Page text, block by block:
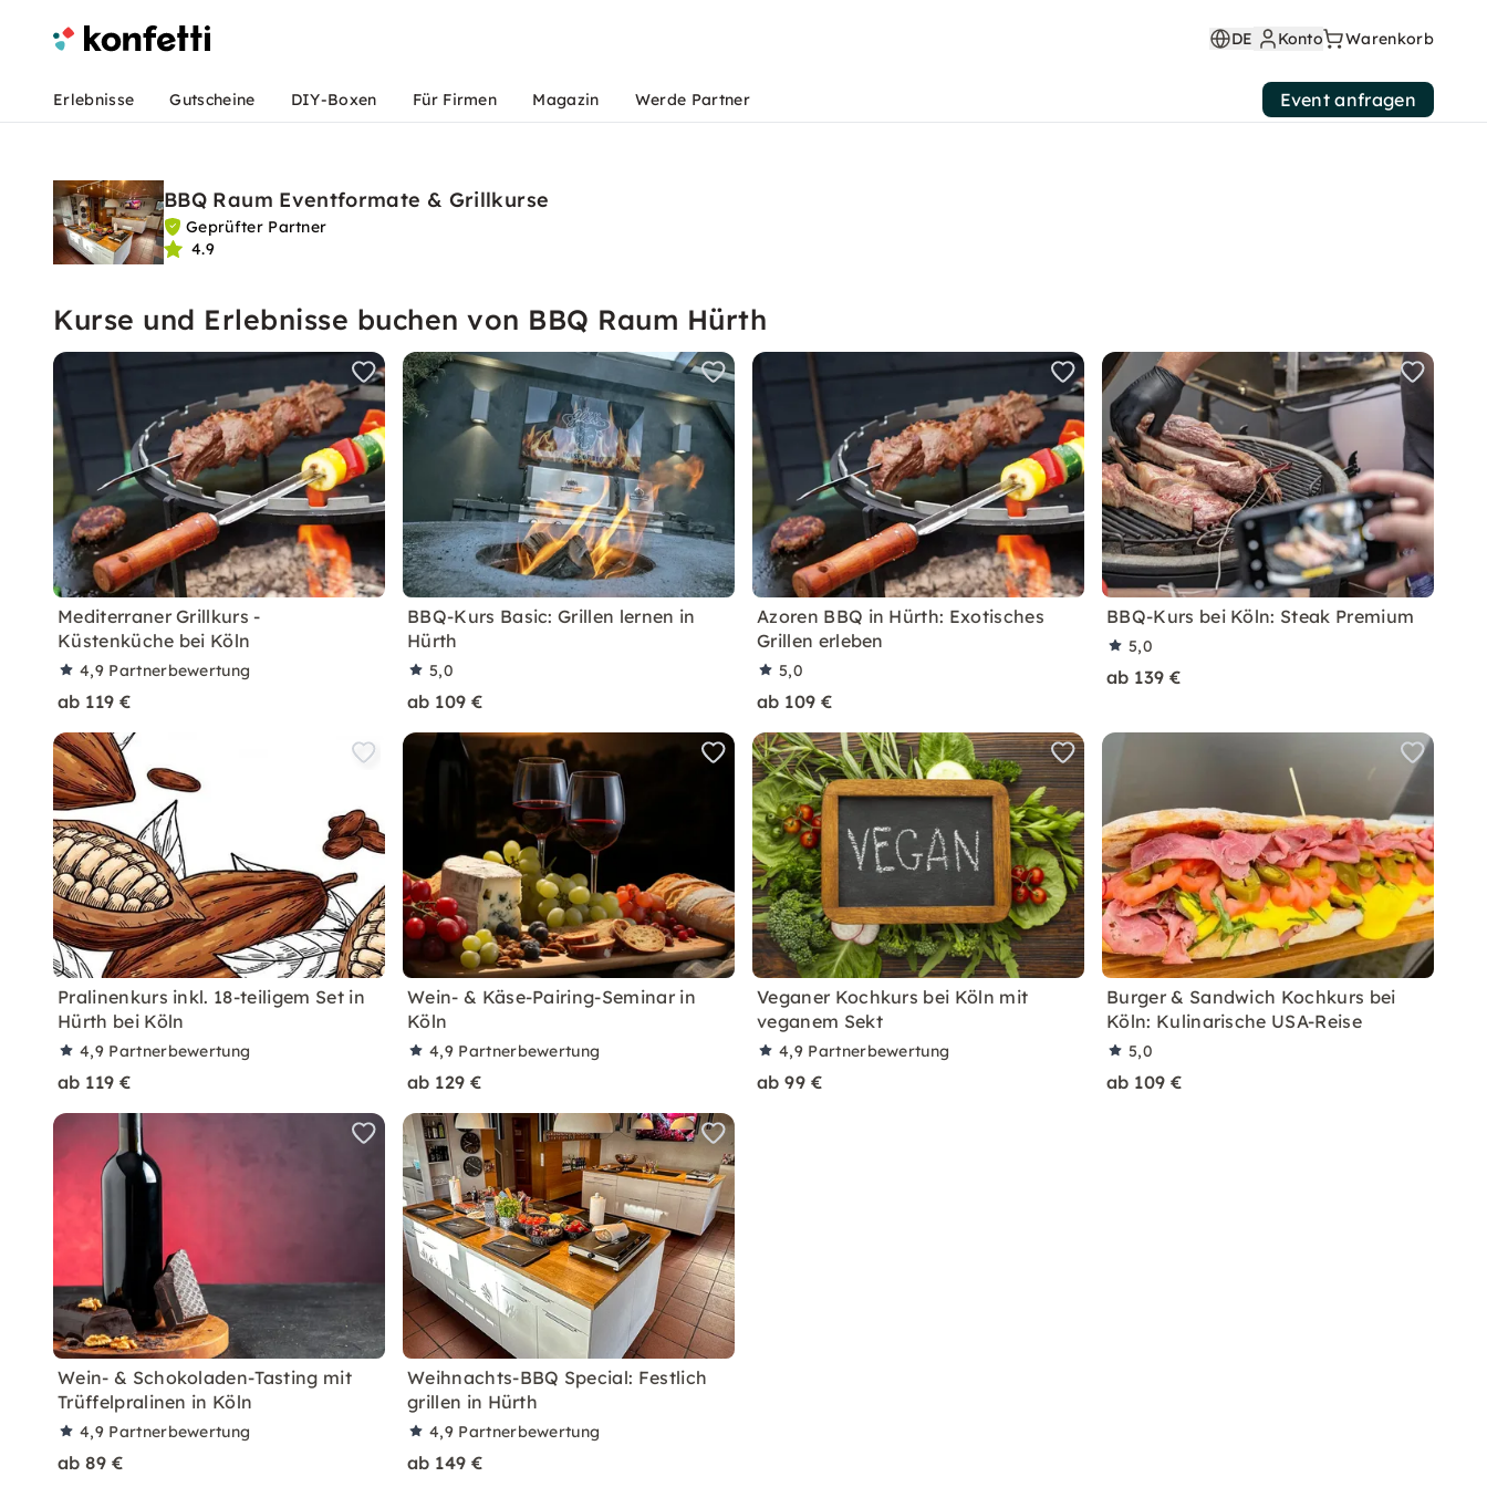
DE Konto Warenkorb
Erlebnisse Gutscheine DIY-Boxen Für Firmen Magazin Werde Partner Event anfragen
BBQ Raum Eventformate & Grillkurse
Geprüfter Partner
4.9
Kurse und Erlebnisse buchen von BBQ Raum Hürth
Mediterraner Grillkurs -
Küstenküche bei Köln
4,9 Partnerbewertung
ab 119 €
BBQ-Kurs Basic: Grillen lernen in
Hürth
5,0
ab 109 €
Azoren BBQ in Hürth: Exotisches
Grillen erleben
5,0
ab 109 €
BBQ-Kurs bei Köln: Steak Premium
5,0
ab 139 €
Pralinenkurs inkl. 18-teiligem Set in
Hürth bei Köln
4,9 Partnerbewertung
ab 119 €
Wein- & Käse-Pairing-Seminar in
Köln
4,9 Partnerbewertung
ab 129 €
Veganer Kochkurs bei Köln mit
veganem Sekt
4,9 Partnerbewertung
ab 99 €
Burger & Sandwich Kochkurs bei
Köln: Kulinarische USA-Reise
5,0
ab 109 €
Wein- & Schokoladen-Tasting mit
Trüffelpralinen in Köln
4,9 Partnerbewertung
ab 89 €
Weihnachts-BBQ Special: Festlich
grillen in Hürth
4,9 Partnerbewertung
ab 149 €